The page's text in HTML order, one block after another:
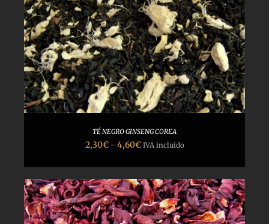
TÉ NEGRO GINSENG COREA
2,30€ - 4,60€Rango
precios:
desde
2,30€
hasta
4,60€
IVA incluido